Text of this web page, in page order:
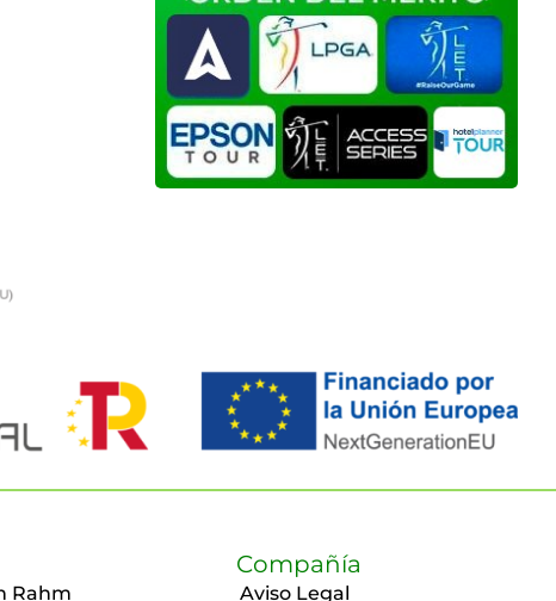
Rahm
Compañía
Aviso Legal